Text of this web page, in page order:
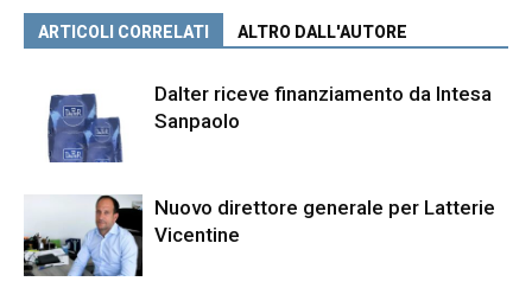
ARTICOLI CORRELATI ALTRO DALL'AUTORE
Dalter riceve finanziamento da Intesa
Sanpaolo
Nuovo direttore generale per Latterie
Vicentine